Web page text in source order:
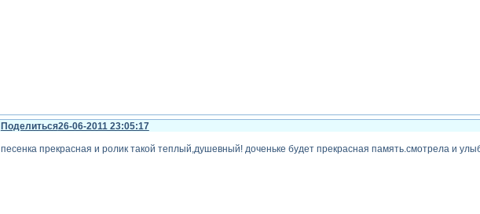
Поделиться26-06-2011 23:05:17
песенка прекрасная и ролик такой теплый,душевный! доченьке будет прекрасная память.смотрела и